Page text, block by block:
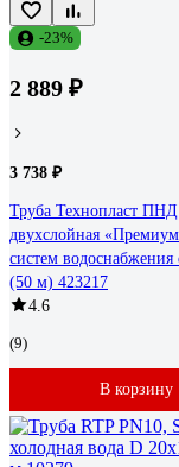
-23%
2 889 ₽
3 738 ₽
Труба Технопласт
двухслойная
систем водоснабжения
(50 м) 423217
4.6
(9)
В корзину